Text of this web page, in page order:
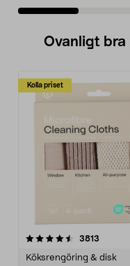
Ovanligt bra
Kolla priset
3813
Köksrengöring & disk
4.0av 5 stjärnor